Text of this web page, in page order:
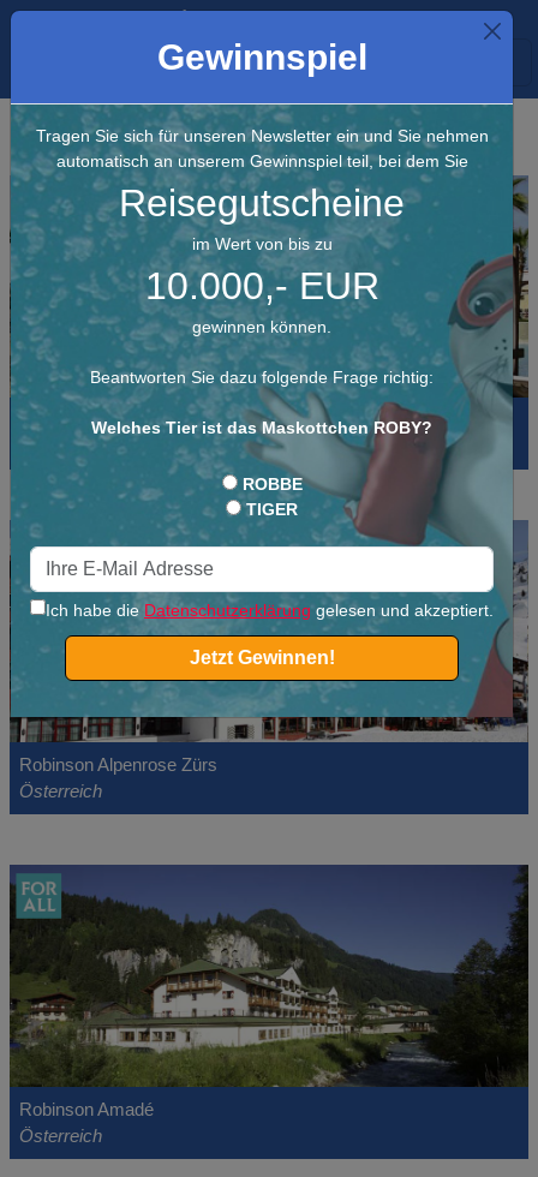
Gewinnspiel
Tragen Sie sich für unseren Newsletter ein und Sie nehmen
automatisch an unserem Gewinnspiel teil, bei dem Sie
Reisegutscheine
im Wert von bis zu
10.000,- EUR
gewinnen können.
Beantworten Sie dazu folgende Frage richtig:
Welches Tier ist das Maskottchen ROBY?
ROBBE
TIGER
Ich habe die Datenschutzerklärung gelesen und akzeptiert.
Jetzt Gewinnen!
+ 49 7222 96 888 70
Alle Clubs
Robinson Agadir
Marokko
Robinson Alpenrose Zürs
Österreich
Robinson Amadé
Österreich